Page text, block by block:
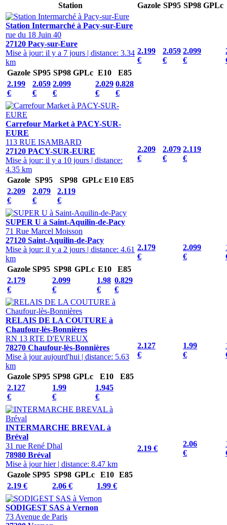
Station Gazole SP95 SP98 GPLc
Station Intermarché à Pacy-sur-Eure
rue du 18 Juin 40
27120 Pacy-sur-Eure
Mise à jour: il y a 7 jours | distance: 3.34
km
Gazole SP95 SP98 GPLc E10
E85
2.199
€
2.059
€
2.099
€
2.029
€
0.828
€
2.199
€
2.059
€
2.099
€
Carrefour Market à PACY-SUR-
EURE
113 RUE ISAMBARD
27120 PACY-SUR-EURE
Mise à jour: il y a 10 jours | distance:
4.35 km
Gazole SP95 SP98 GPLc E10 E85
2.209
€
2.079
€
2.119
€
2.209
€
2.079
€
2.119
€
SUPER U à Saint-Aquilin-de-Pacy
71 Rue Marcel Moisson
27120 Saint-Aquilin-de-Pacy
Mise à jour: il y a 2 jours | distance: 4.61
km
Gazole SP95 SP98 GPLc E10
E85
2.179
€
2.099
€
1.98
€
0.829
€
2.179
€
2.099
€
RELAIS DE LA COUTURE à
Chaufour-lès-Bonnières
RN 13 RTE D'EVREUX
78270 Chaufour-lès-Bonnières
Mise à jour aujourd'hui | distance: 5.63
km
Gazole SP95 SP98 GPLc E10
E85
2.127
€
1.99
€
1.945
€
2.127
€
1.99
€
INTERMARCHE BREVAL à
Bréval
31 rue René Dhal
78980 Bréval
Mise à jour hier | distance: 8.47 km
Gazole SP95 SP98 GPLc E10
E85
2.19 €
2.06 € 1.99 €
2.19 €
2.06
€
SODIGEST SAS à Vernon
73 Avenue de Paris